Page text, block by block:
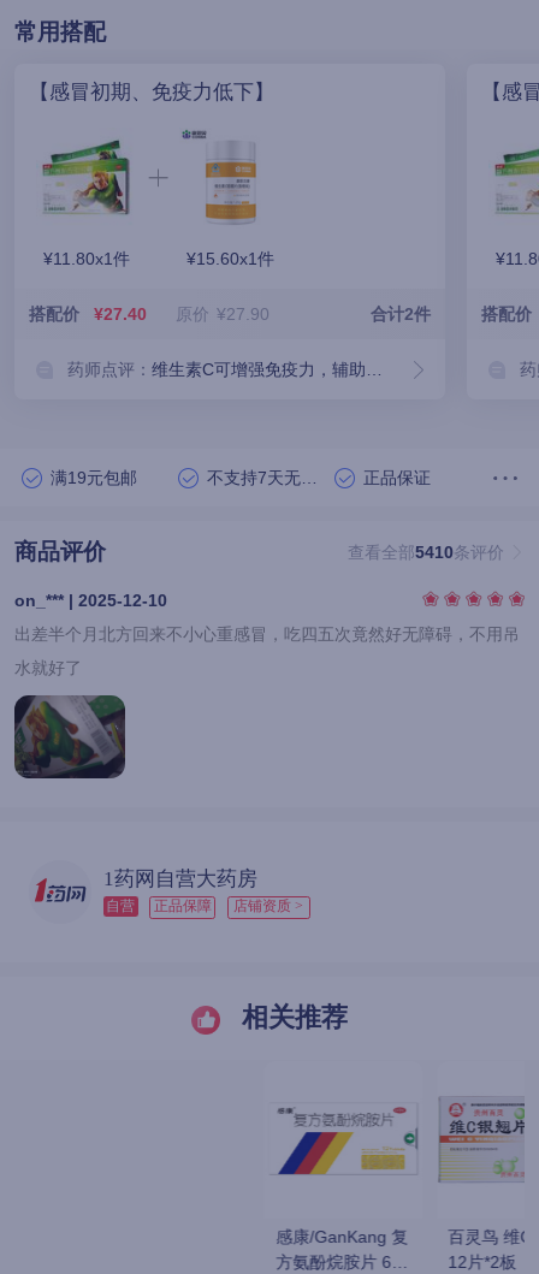
常用搭配
【感冒初期、免疫力低下】
¥11.80x1件 ¥15.60x1件
搭配价 ¥27.40 原价 ¥27.90 合计2件
药师点评： 维生素C可增强免疫力，辅助缓解感冒症状。搭配用药仅供参考，最终请以医嘱为准。
【感
搭配价
满19元包邮 正品保证
商品评价 查看全部5410条评价
on_*** | 2025-12-10
出差半个月北方回来不小心重感冒，吃四五次竟然好无障碍，不用吊
水就好了
1药网自营大药房
自营 正品保障 店铺资质 >
相关推荐
百灵鸟 维C银翘片
芬必得 布洛芬缓释
胶囊 0.3g*24粒